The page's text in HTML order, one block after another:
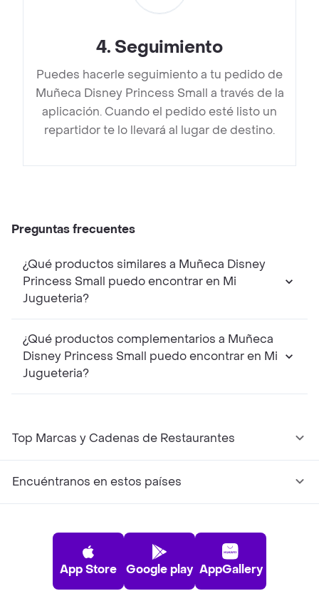
4. Seguimiento
Puedes hacerle seguimiento a tu pedido de
Muñeca Disney Princess Small a través de la
aplicación. Cuando el pedido esté listo un
repartidor te lo llevará al lugar de destino.
Preguntas frecuentes
¿Qué productos similares a Muñeca Disney
Princess Small puedo encontrar en Mi
Jugueteria?
¿Qué productos complementarios a Muñeca
Disney Princess Small puedo encontrar en Mi
Jugueteria?
Top Marcas y Cadenas de Restaurantes
Encuéntranos en estos países
App Store Google play AppGallery